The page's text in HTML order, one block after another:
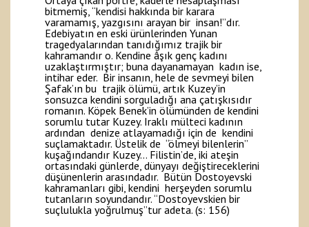
bitmemiş, “kendisi hakkında bir karara
varamamış, yazgısını arayan bir insan!”dır.
Edebiyatın en eski ürünlerinden Yunan
tragedyalarından tanıdığımız trajik bir
kahramandır o. Kendine âşık genç kadını
uzaklaştırmıştır; buna dayanamayan kadın ise,
intihar eder. Bir insanın, hele de sevmeyi bilen
Şafak’ın bu trajik ölümü, artık Kuzey’in
sonsuzca kendini sorguladığı ana çatışkısıdır
romanın. Köpek Benek’in ölümünden de kendini
sorumlu tutar Kuzey. Iraklı mülteci kadının
ardından denize atlayamadığı için de kendini
suçlamaktadır. Üstelik de “ölmeyi bilenlerin”
kuşağındandır Kuzey… Filistin’de, iki ateşin
ortasındaki günlerde, dünyayı değiştireceklerini
düşünenlerin arasındadır. Bütün Dostoyevski
kahramanları gibi, kendini herşeyden sorumlu
tutanların soyundandır. “Dostoyevskien bir
suçlulukla yoğrulmuş”tur adeta. (s: 156)